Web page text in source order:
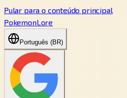
Pular para o conteúdo principal
PokemonLore
Português (BR)